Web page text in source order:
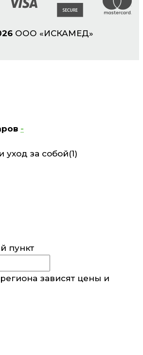
ООО «ИСКАМЕД»
-
уход за собой(1)
пункт
зависят цены и